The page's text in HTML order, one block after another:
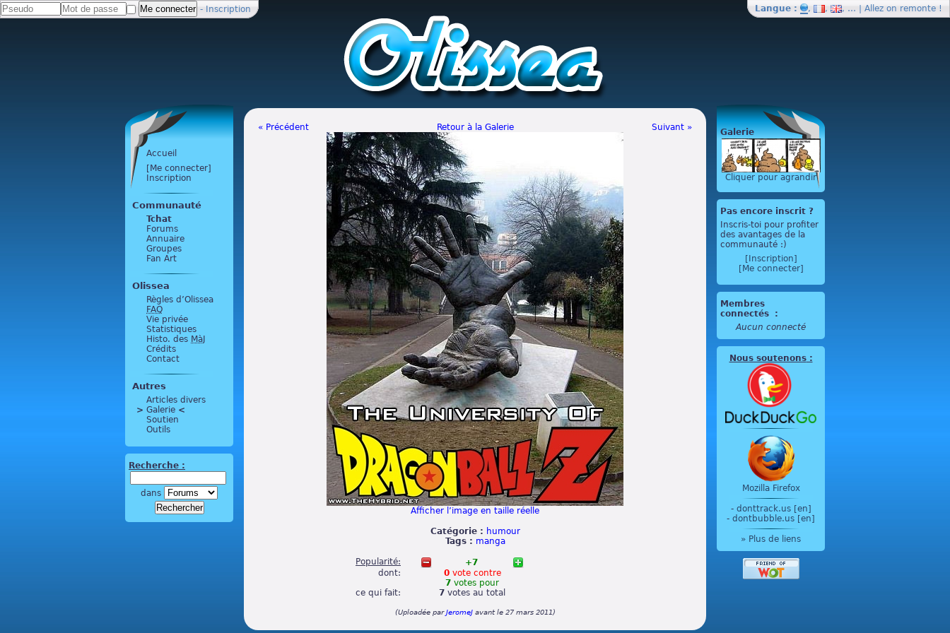
- Inscription Langue : , , , … | Allez on remonte !
Accueil
[Me connecter]
Inscription
Communauté
Tchat
Forums
Annuaire
Groupes
Fan Art
Olissea
Règles d’Olissea
FAQ
Vie privée
Statistiques
Histo. des MàJ
Crédits
Contact
Autres
Articles divers
> Galerie <
Soutien
Outils
Recherche :
dans
« Précédent Retour à la Galerie Suivant »
Afficher l’image en taille réelle
Catégorie : humour
Tags : manga
Popularité:
+7
dont:
ce qui fait:
0votecontre
7 votes pour
7 votes au total
(Uploadée parJeromeJavant le 27 mars 2011)
Galerie
Cliquer pour agrandir
Pas encore inscrit ?
Inscris-toi pour profiter
des avantages de la
communauté :)
[Inscription]
[Me connecter]
Membres
connectés
:
Aucun connecté
Nous soutenons:
Mozilla Firefox
- donttrack.us [en]
- dontbubble.us [en]
» Plus de liens